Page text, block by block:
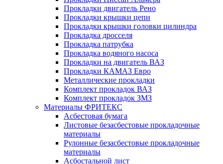
Прокладки двигатель Рено
Прокладки крышки цепи
Прокладки крышки головки цилиндра
Прокладка дросселя
Прокладка патрубка
Прокладка водяного насоса
Прокладки на двигатель ВАЗ
Прокладки КАМАЗ Евро
Металлические прокладки
Комплект прокладок ВАЗ
Комплект прокладок ЗМЗ
Материалы ФРИТЕКС
Асбестовая бумага
Листовые безасбестовые прокладочные
материалы
Рулонные безасбестовые прокладочные
материалы
Асбостальной лист